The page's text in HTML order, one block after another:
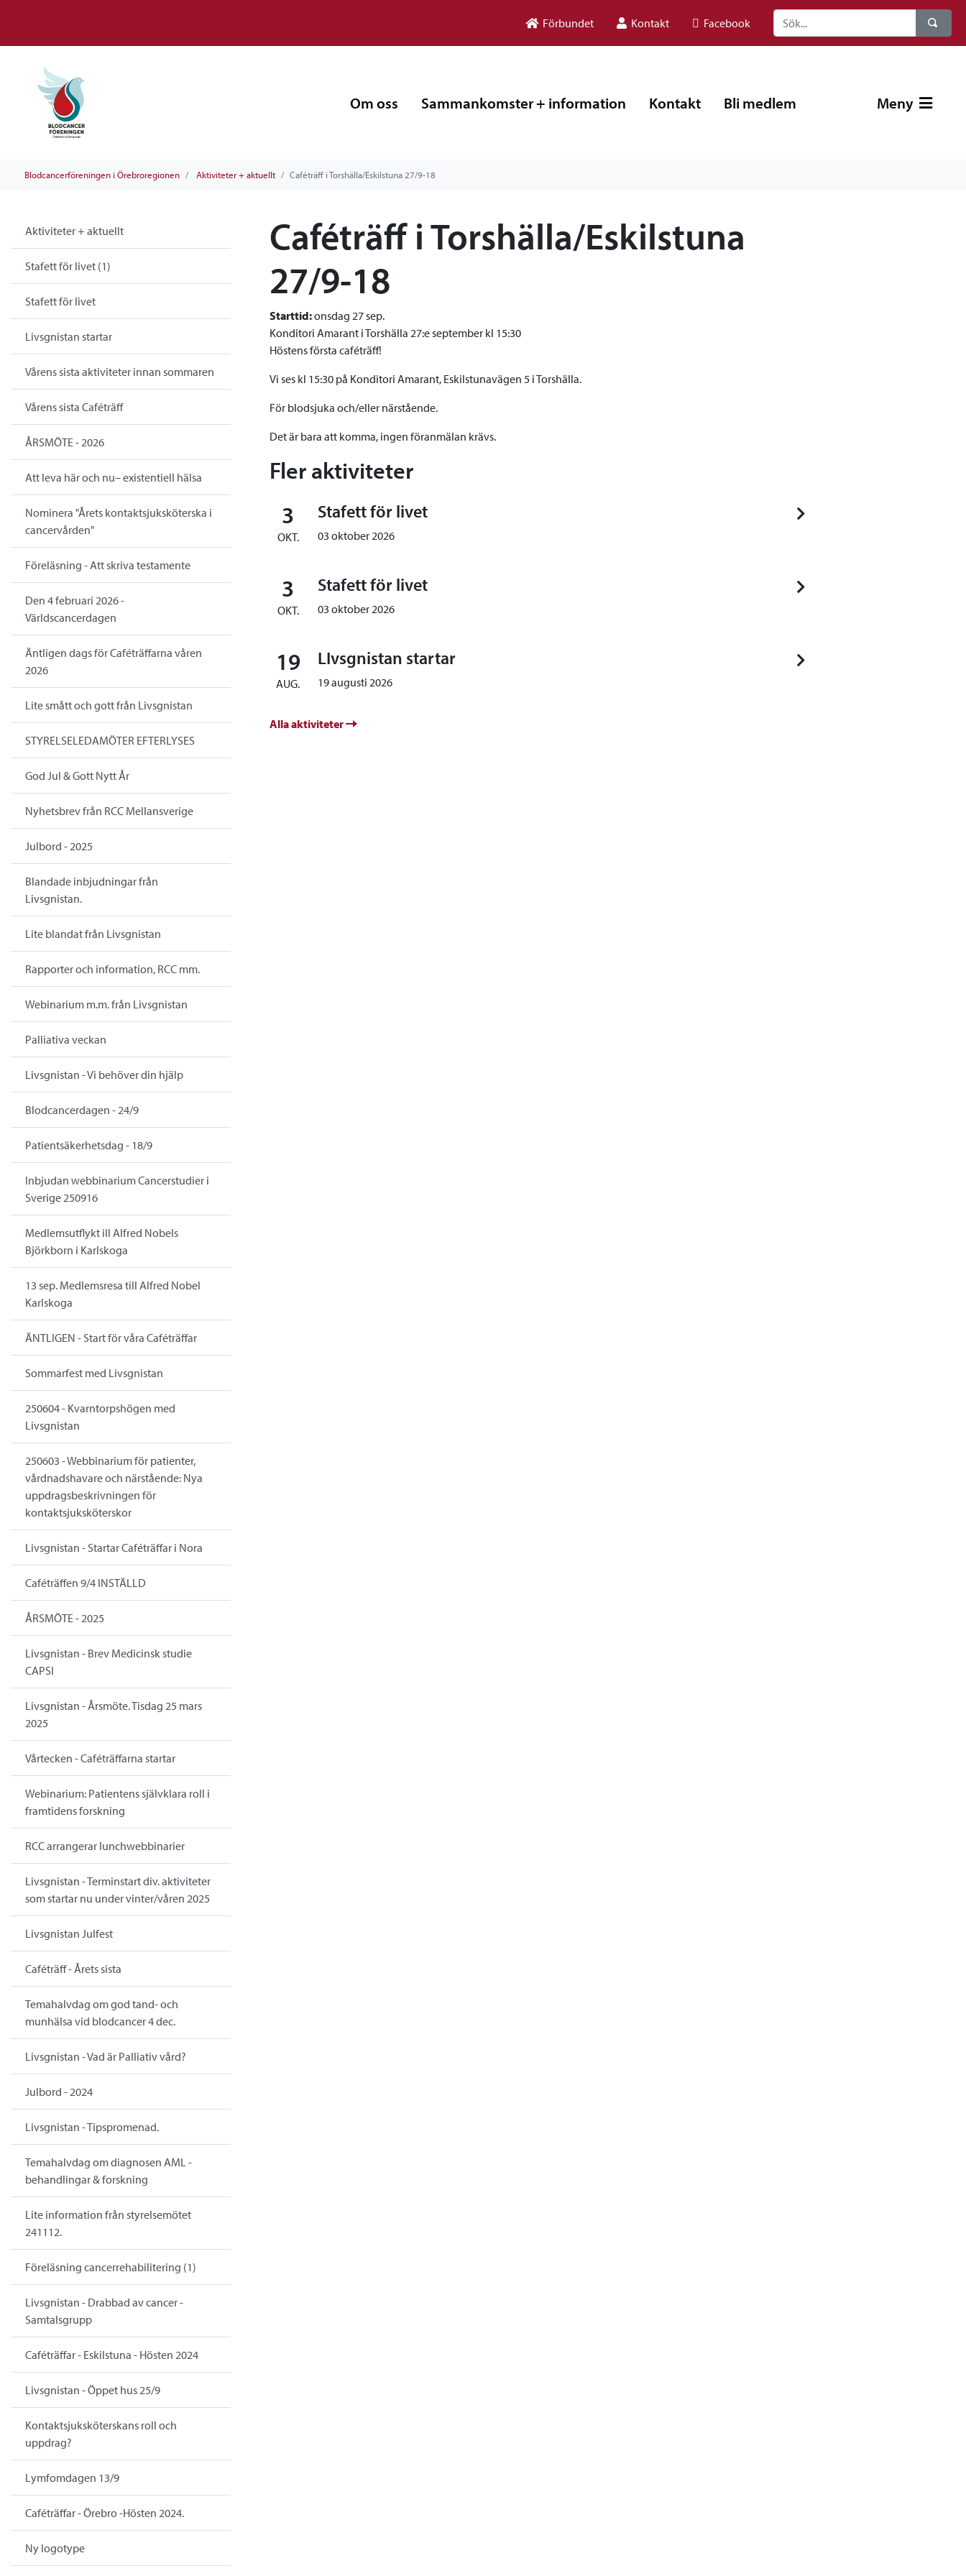
Förbundet Kontakt Facebook
Om oss Sammankomster + information Kontakt Bli medlem Meny
Blodcancerföreningen i Örebroregionen Aktiviteter + aktuellt Caféträff i Torshälla/Eskilstuna 27/9-18
Aktiviteter + aktuellt
Stafett för livet (1)
Stafett för livet
Livsgnistan startar
Vårens sista aktiviteter innan sommaren
Vårens sista Caféträff
ÅRSMÖTE - 2026
Att leva här och nu– existentiell hälsa
Nominera "Årets kontaktsjuksköterska i
cancervården"
Föreläsning - Att skriva testamente
Den 4 februari 2026 -
Världscancerdagen
Äntligen dags för Caféträffarna våren
2026
Lite smått och gott från Livsgnistan
STYRELSELEDAMÖTER EFTERLYSES
God Jul & Gott Nytt År
Nyhetsbrev från RCC Mellansverige
Julbord - 2025
Blandade inbjudningar från
Livsgnistan.
Lite blandat från Livsgnistan
Rapporter och information, RCC mm.
Webinarium m.m. från Livsgnistan
Palliativa veckan
Livsgnistan - Vi behöver din hjälp
Blodcancerdagen - 24/9
Patientsäkerhetsdag - 18/9
Inbjudan webbinarium Cancerstudier i
Sverige 250916
Medlemsutflykt ill Alfred Nobels
Björkborn i Karlskoga
13 sep. Medlemsresa till Alfred Nobel
Karlskoga
ÄNTLIGEN - Start för våra Caféträffar
Sommarfest med Livsgnistan
250604 - Kvarntorpshögen med
Livsgnistan
250603 - Webbinarium för patienter,
vårdnadshavare och närstående: Nya
uppdragsbeskrivningen för
kontaktsjuksköterskor
Livsgnistan - Startar Caféträffar i Nora
Caféträffen 9/4 INSTÄLLD
ÅRSMÖTE - 2025
Livsgnistan - Brev Medicinsk studie
CAPSI
Livsgnistan - Årsmöte. Tisdag 25 mars
2025
Vårtecken - Caféträffarna startar
Webinarium: Patientens självklara roll i
framtidens forskning
RCC arrangerar lunchwebbinarier
Livsgnistan - Terminstart div. aktiviteter
som startar nu under vinter/våren 2025
Livsgnistan Julfest
Caféträff - Årets sista
Temahalvdag om god tand- och
munhälsa vid blodcancer 4 dec.
Livsgnistan - Vad är Palliativ vård?
Julbord - 2024
Livsgnistan - Tipspromenad.
Temahalvdag om diagnosen AML -
behandlingar & forskning
Lite information från styrelsemötet
241112.
Föreläsning cancerrehabilitering (1)
Livsgnistan - Drabbad av cancer -
Samtalsgrupp
Caféträffar - Eskilstuna - Hösten 2024
Livsgnistan - Öppet hus 25/9
Kontaktsjuksköterskans roll och
uppdrag?
Lymfomdagen 13/9
Caféträffar - Örebro -Hösten 2024.
Ny logotype
Caféträff i Torshälla/Eskilstuna
27/9-18
Starttid:onsdag 27 sep.
Konditori Amarant i Torshälla 27:e september kl 15:30
Höstens första caféträff!
Vi ses kl 15:30 på Konditori Amarant, Eskilstunavägen 5 i Torshälla.
För blodsjuka och/eller närstående.
Det är bara att komma, ingen föranmälan krävs.
Fler aktiviteter
3
OKT.
Stafett för livet
03 oktober 2026
3
OKT.
Stafett för livet
03 oktober 2026
19
AUG.
LIvsgnistan startar
19 augusti 2026
Alla aktiviteter